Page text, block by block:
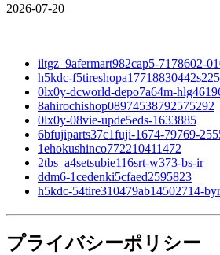
2026-07-20
iltgz_9afermart982cap5-7178602-
h5kdc-
0lx0y-dcworld-depo7a64m-
8ahirochishop08974538792575292
0lx0y-08vie-upde5eds-1633885
6bfujiparts37c1fuji-1674-79769-
1ehokushinco772210411472
2tbs_a4setsubie116srt-w373-bs-ir
ddm6-1cedenki5cfaed2595823
h5kdc-54tire310479ab14502714-
プライバシーポリシー